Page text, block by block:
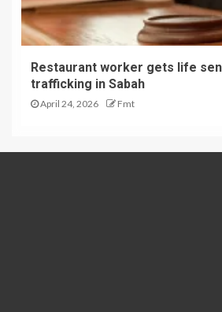
Restaurant worker gets life
trafficking in Sabah
April 24, 2026 Fmt